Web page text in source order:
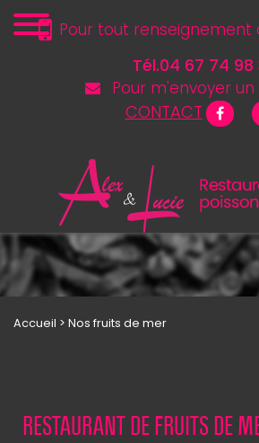
Pour tout renseignement
Tél.04 67 74 98
Pour m'envoyer
CONTACT
Accueil > Nos fruits de mer
RESTAURANT DE FRUITS DE